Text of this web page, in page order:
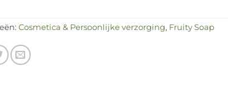
Cosmetica & Persoonlijke verzorging, Fruity Soap